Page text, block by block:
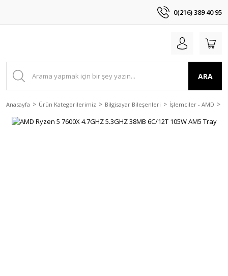
0(216) 389 40 95
ARA
Anasayfa Ürün Kategorilerimiz Bilgisayar Bileşenleri İşlemciler - AMD